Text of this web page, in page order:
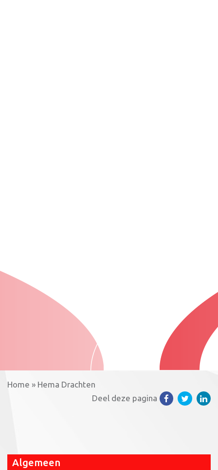
Home » Hema Drachten
Deel deze pagina
Algemeen